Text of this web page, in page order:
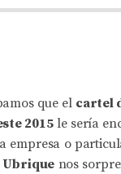
que el cartel
2015le sería
empresa o
Ubrique nos